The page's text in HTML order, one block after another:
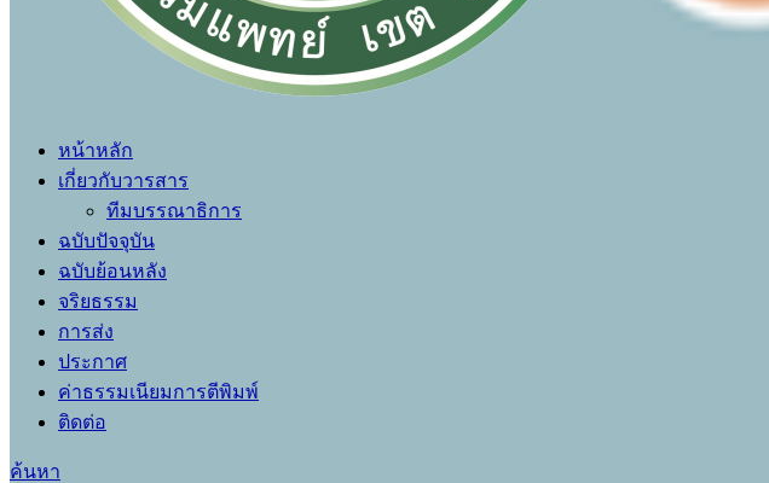
หน้าหลัก
เกี่ยวกับวารสาร
ทีมบรรณาธิการ
ฉบับปัจจุบัน
ฉบับย้อนหลัง
จริยธรรม
การส่ง
ประกาศ
ค่าธรรมเนียมการตีพิมพ์
ติดต่อ
ค้นหา